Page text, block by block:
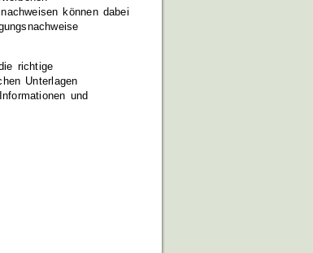
können dabei
richtige
Unterlagen
und